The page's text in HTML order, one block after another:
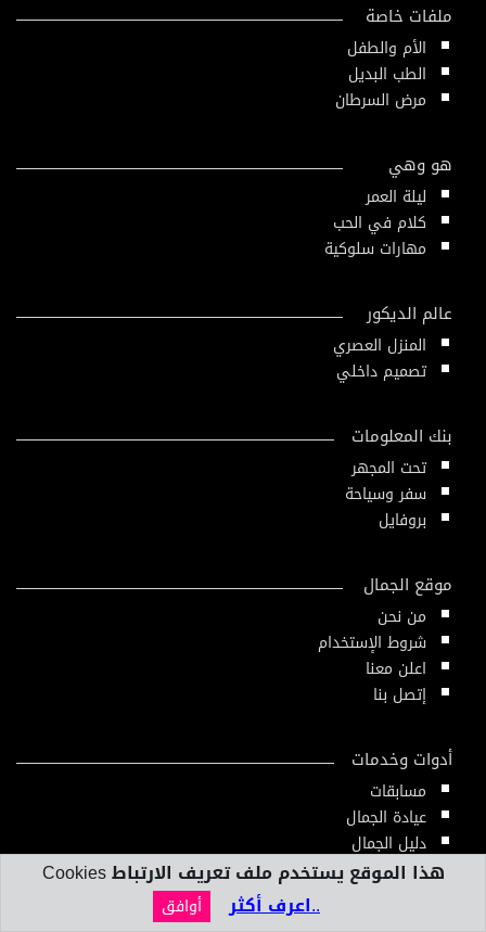
ملفات خاصة
الأم والطفل
الطب البديل
مرض السرطان
هو وهي
ليلة العمر
كلام في الحب
مهارات سلوكية
عالم الديكور
المنزل العصري
تصميم داخلي
بنك المعلومات
تحت المجهر
سفر وسياحة
بروفايل
موقع الجمال
من نحن
شروط الإستخدام
اعلن معنا
إتصل بنا
أدوات وخدمات
مسابقات
عيادة الجمال
دليل الجمال
أدوات ومقاييس
هذا الموقع يستخدم ملف تعريف الارتباط Cookies
..اعرف أكثر
أوافق